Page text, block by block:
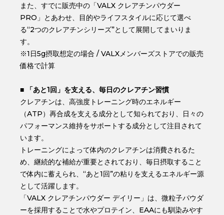
また、すでに販売中の「VALX クレアチンパウダー
PRO」とあわせ、目的やライフスタイルに応じて選べ
る“2つのクレアチンシリーズ”として展開してまいりま
す。
※1日5g摂取想定の場合 / VALXメンバーズストアでの販売
価格で計算
■ 「あと1回」を支える、毎日のクレアチン習慣
クレアチンは、高強度トレーニング時のエネルギー
（ATP）再合成を支える成分として知られており、日々の
パフォーマンス維持をサポートする成分として注目されて
います。
トレーニングによって体内のクレアチンは消費されるた
め、継続的な補給が重要とされており、毎日摂取すること
で体内に蓄えられ、“あと1回”の粘りを支えるエネルギー源
として活躍します。
「VALX クレアチンパウダー デイリー」は、微粒子パウダ
ーを採用することで水やプロテイン、EAAにも馴染みやす